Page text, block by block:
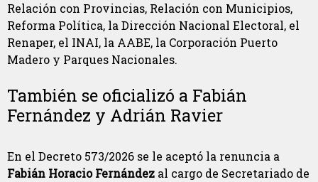
Relación con Provincias, Relación con Municipios,
Reforma Política, la Dirección Nacional Electoral, el
Renaper, el INAI, la AABE, la Corporación Puerto
Madero y Parques Nacionales.
También se oficializó a Fabián
Fernández y Adrián Ravier
En el Decreto 573/2026 se le aceptó la renuncia a
Fabián Horacio Fernández al cargo de Secretariado de